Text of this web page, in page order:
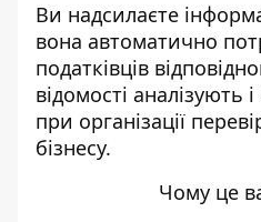
Ви надсилаєте
вона автоматично
податківців
відомості аналізують
при організації
бізнесу.
Чому це